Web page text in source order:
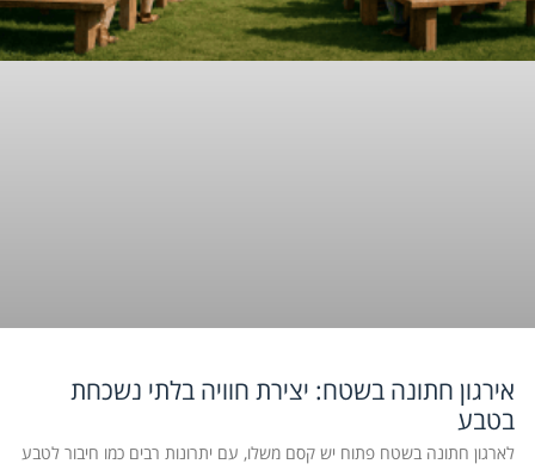
אירגון חתונה בשטח: יצירת חוויה בלתי נשכחת
בטבע
לארגון חתונה בשטח פתוח יש קסם משלו, עם יתרונות רבים כמו חיבור לטבע